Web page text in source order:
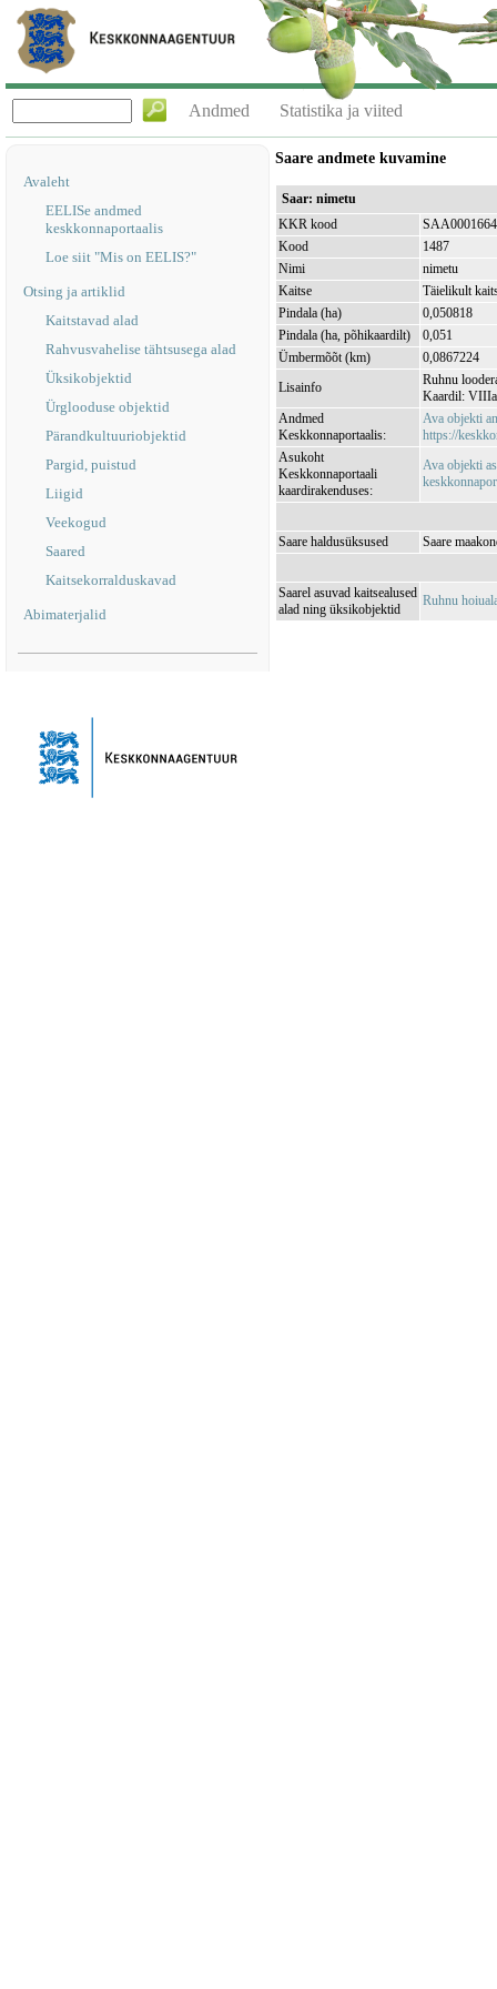
Andmed Statistika ja viited
Avaleht
EELISe andmed
keskkonnaportaalis
Loe siit "Mis on EELIS?"
Otsing ja artiklid
Kaitstavad alad
Rahvusvahelise tähtsusega alad
Üksikobjektid
Ürglooduse objektid
Pärandkultuuriobjektid
Pargid, puistud
Liigid
Veekogud
Saared
Kaitsekorralduskavad
Abimaterjalid
Saare andmete kuvamine
Saar: nimetu
KKR kood
SAA0001664
Kood
1487
Nimi
nimetu
Kaitse
Täielikult
Pindala (ha)
0,050818
Pindala (ha, põhikaardilt)
0,051
Ümbermõõt (km)
0,0867224
Lisainfo
Ruhnu
Kaardil: VIIIa
Andmed
Keskkonnaportaalis:
Ava objekti
https://
Asukoht
Keskkonnaportaali
kaardirakenduses:
Ava objekti
Saare haldusüksused Saare
Saarel asuvad kaitsealused
alad ning üksikobjektid
Ruhnu